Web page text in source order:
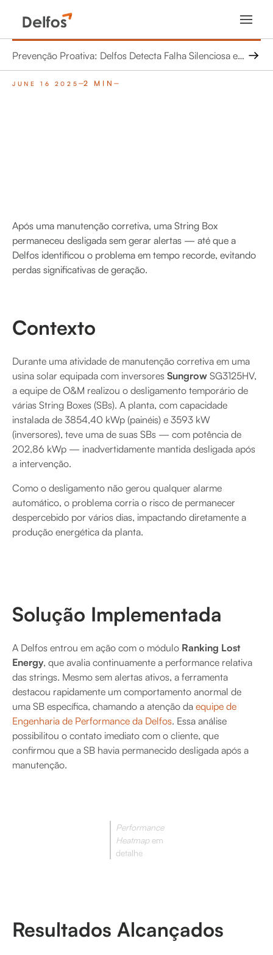
Prevenção Proativa: Delfos Detecta Falha Silenciosa e Salva 90 MWh em Usina Solar
JUNE 16 2025 2 MIN
Após uma manutenção corretiva, uma String Box
permaneceu desligada sem gerar alertas — até que a
Delfos identificou o problema em tempo recorde, evitando
perdas significativas de geração.
Contexto
Durante uma atividade de manutenção corretiva em uma
usina solar equipada com inversores Sungrow SG3125HV,
a equipe de O&M realizou o desligamento temporário de
várias String Boxes (SBs). A planta, com capacidade
instalada de 3854,40 kWp (painéis) e 3593 kW
(inversores), teve uma de suas SBs — com potência de
202,86 kWp — inadvertidamente mantida desligada após
a intervenção.
Como o desligamento não gerou qualquer alarme
automático, o problema corria o risco de permanecer
despercebido por vários dias, impactando diretamente a
produção energética da planta.
Solução Implementada
A Delfos entrou em ação com o módulo Ranking Lost
Energy, que avalia continuamente a performance relativa
das strings. Mesmo sem alertas ativos, a ferramenta
destacou rapidamente um comportamento anormal de
uma SB específica, chamando a atenção da equipe de
Engenharia de Performance da Delfos. Essa análise
possibilitou o contato imediato com o cliente, que
confirmou que a SB havia permanecido desligada após a
manutenção.
Performance
Heatmapem
detalhe
Resultados Alcançados